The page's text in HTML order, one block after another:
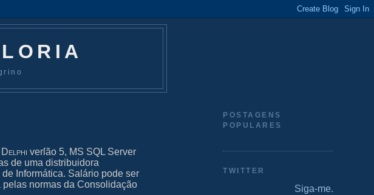
verſão 5, MS SQL Server
de uma distribuidora
Informática. Salário pode ser
normas da Consolidação
POSTAGENS
POPULARES
TWITTER
Siga-me.